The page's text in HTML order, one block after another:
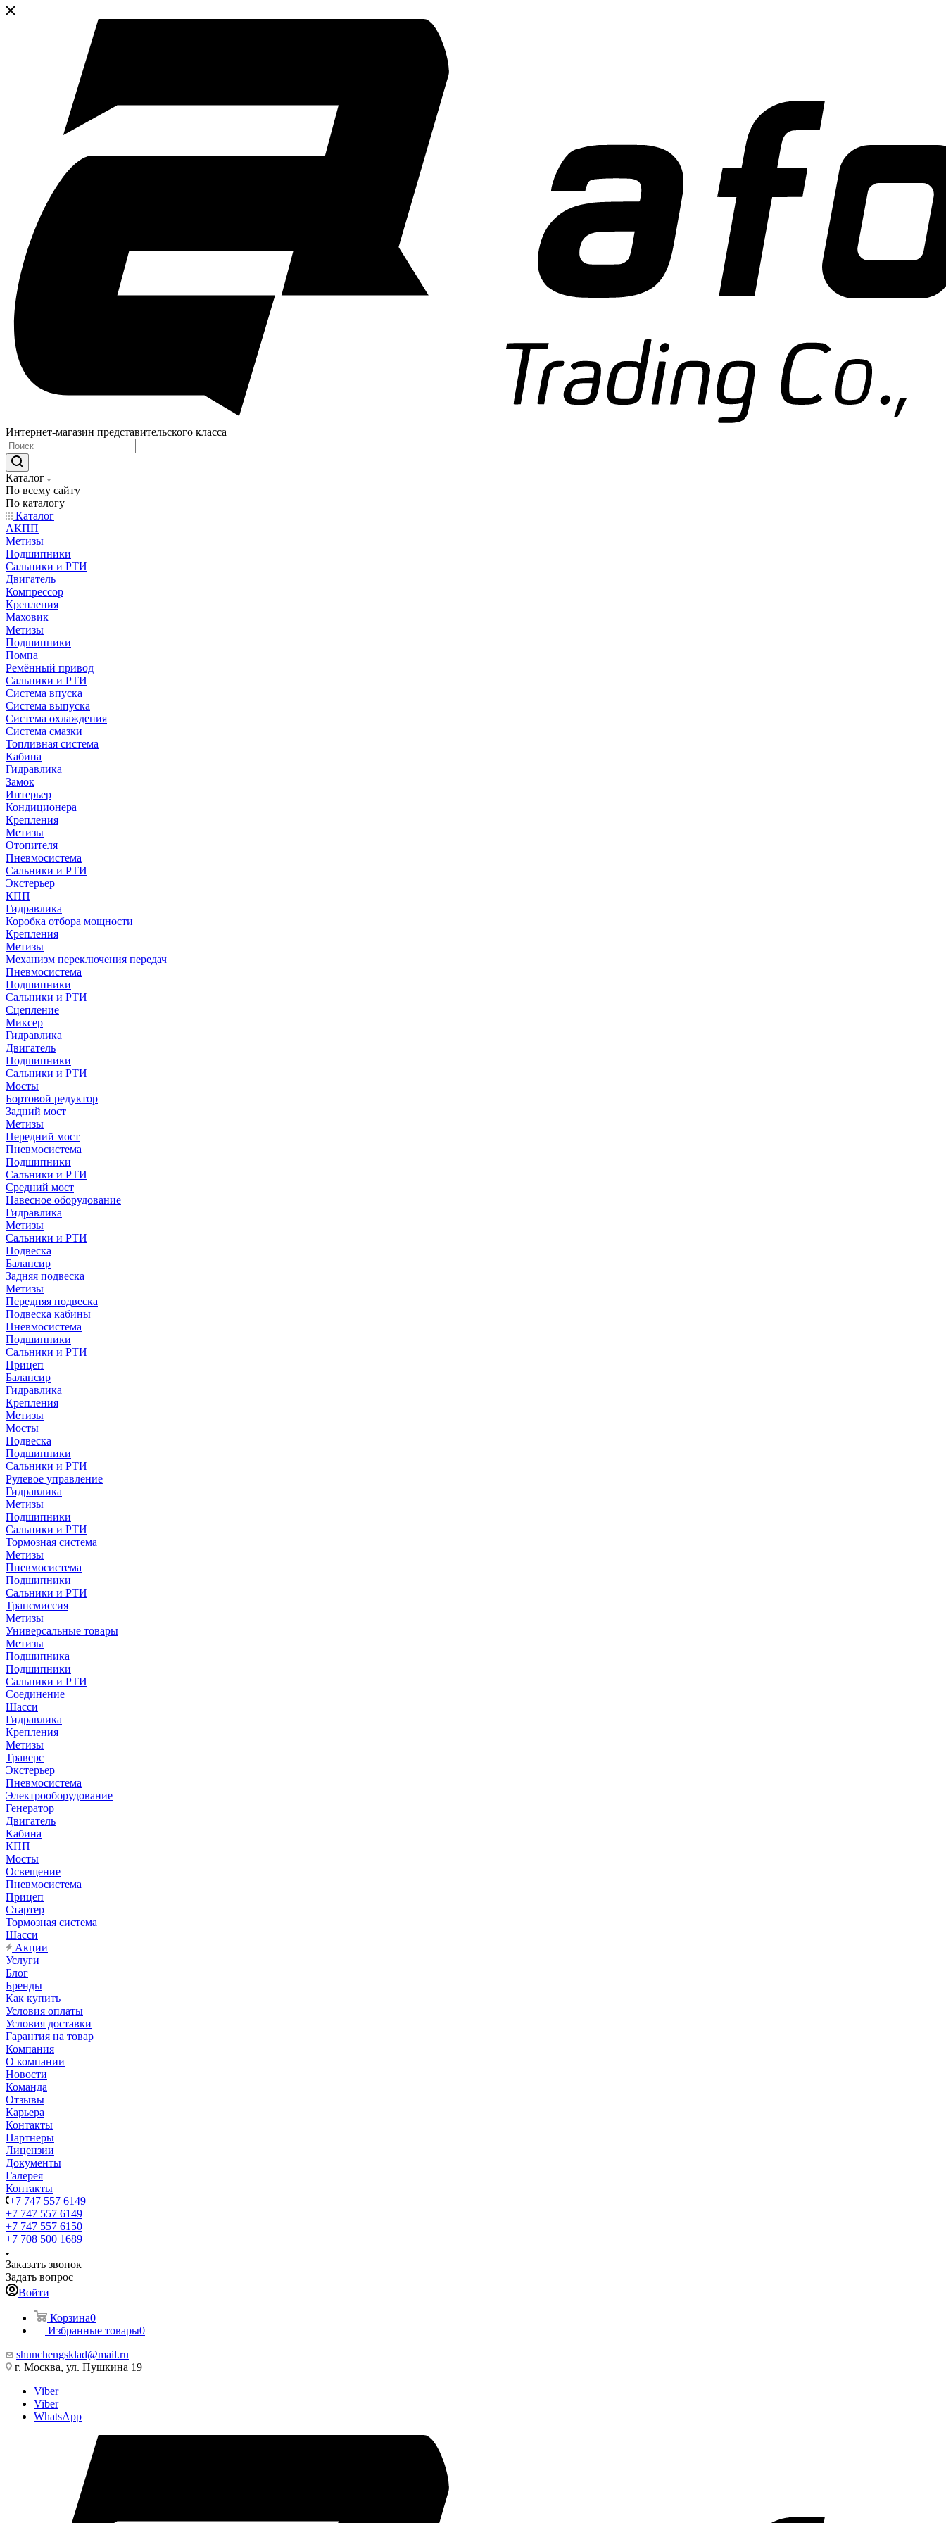
Интернет-магазин представительского класса
Каталог
По всему сайту
По каталогу
Каталог
АКПП
Метизы
Подшипники
Сальники и РТИ
Двигатель
Компрессор
Крепления
Маховик
Метизы
Подшипники
Помпа
Ремённый привод
Сальники и РТИ
Система впуска
Система выпуска
Система охлаждения
Система смазки
Топливная система
Кабина
Гидравлика
Замок
Интерьер
Кондиционера
Крепления
Метизы
Отопителя
Пневмосистема
Сальники и РТИ
Экстерьер
КПП
Гидравлика
Коробка отбора мощности
Крепления
Метизы
Механизм переключения передач
Пневмосистема
Подшипники
Сальники и РТИ
Сцепление
Миксер
Гидравлика
Двигатель
Подшипники
Сальники и РТИ
Мосты
Бортовой редуктор
Задний мост
Метизы
Передний мост
Пневмосистема
Подшипники
Сальники и РТИ
Средний мост
Навесное оборудование
Гидравлика
Метизы
Сальники и РТИ
Подвеска
Балансир
Задняя подвеска
Метизы
Передняя подвеска
Подвеска кабины
Пневмосистема
Подшипники
Сальники и РТИ
Прицеп
Балансир
Гидравлика
Крепления
Метизы
Мосты
Подвеска
Подшипники
Сальники и РТИ
Рулевое управление
Гидравлика
Метизы
Подшипники
Сальники и РТИ
Тормозная система
Метизы
Пневмосистема
Подшипники
Сальники и РТИ
Трансмиссия
Метизы
Универсальные товары
Метизы
Подшипника
Подшипники
Сальники и РТИ
Соединение
Шасси
Гидравлика
Крепления
Метизы
Траверс
Экстерьер
Пневмосистема
Электрооборудование
Генератор
Двигатель
Кабина
КПП
Мосты
Освещение
Пневмосистема
Прицеп
Стартер
Тормозная система
Шасси
Акции
Услуги
Блог
Бренды
Как купить
Условия оплаты
Условия доставки
Гарантия на товар
Компания
О компании
Новости
Команда
Отзывы
Карьера
Контакты
Партнеры
Лицензии
Документы
Галерея
Контакты
+7 747 557 6149
+7 747 557 6149
+7 747 557 6150
+7 708 500 1689
Заказать звонок
Задать вопрос
Войти
Корзина0
Избранные товары0
shunchengsklad@mail.ru
г. Москва, ул. Пушкина 19
Viber
Viber
WhatsApp